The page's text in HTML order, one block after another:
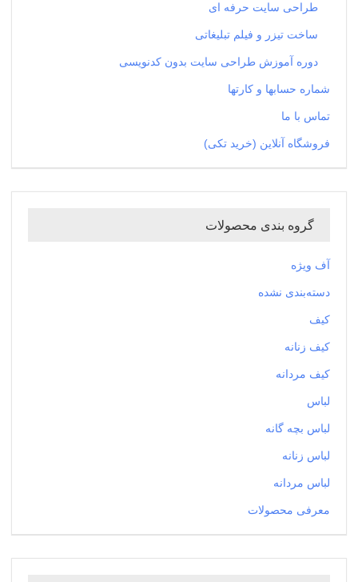
طراحی سایت حرفه ای
ساخت تیزر و فیلم تبلیغاتی
دوره آموزش طراحی سایت بدون کدنویسی
شماره حسابها و کارتها
تماس با ما
فروشگاه آنلاین (خرید تکی)
گروه بندی محصولات
آف ویژه
دسته‌بندی نشده
کیف
کیف زنانه
کیف مردانه
لباس
لباس بچه گانه
لباس زنانه
لباس مردانه
معرفی محصولات